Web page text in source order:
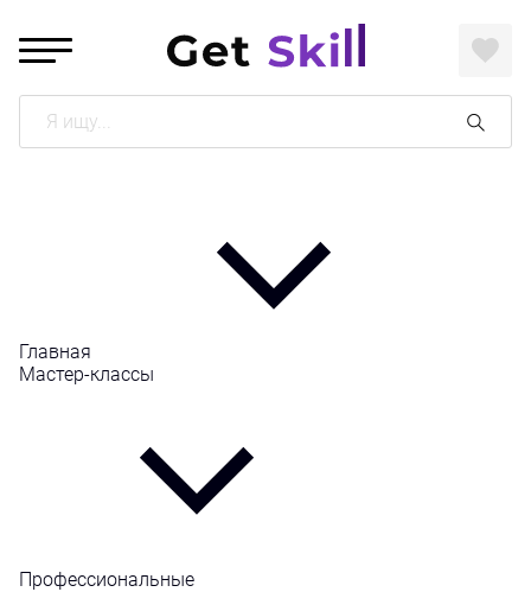
Поиск
Главная
Мастер-классы
Профессиональные